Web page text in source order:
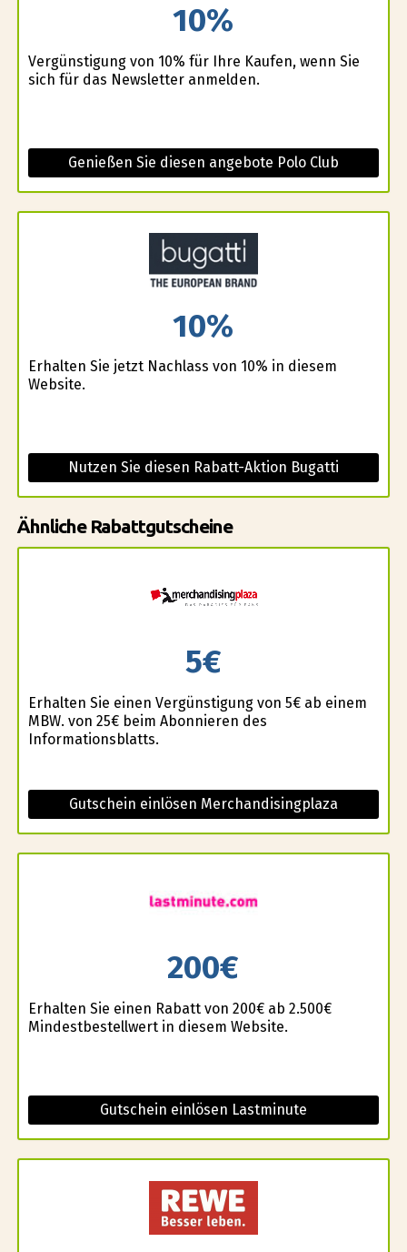
10%
Vergünstigung von 10% für Ihre Kaufen, wenn Sie
sich für das Newsletter anmelden.
Genießen Sie diesen angebote Polo Club
10%
Erhalten Sie jetzt Nachlass von 10% in diesem
Website.
Nutzen Sie diesen Rabatt-Aktion Bugatti
Ähnliche Rabattgutscheine
5€
Erhalten Sie einen Vergünstigung von 5€ ab einem
MBW. von 25€ beim Abonnieren des
Informationsblatts.
Gutschein einlösen Merchandisingplaza
200€
Erhalten Sie einen Rabatt von 200€ ab 2.500€
Mindestbestellwert in diesem Website.
Gutschein einlösen Lastminute